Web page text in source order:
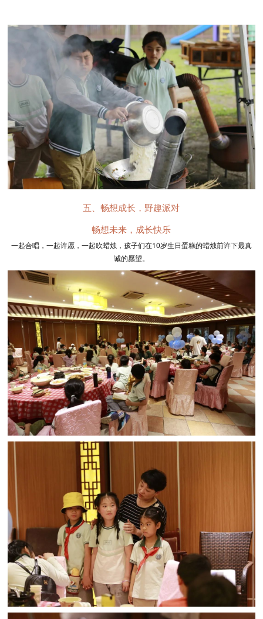
五、畅想成长，野趣派对
畅想未来，成长快乐
一起合唱，一起许愿，一起吹蜡烛，孩子们在10岁生日蛋糕的蜡烛前许下最真
诚的愿望。